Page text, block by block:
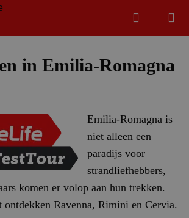
in Emilia-Romagna
Emilia-Romagna is
niet alleen een
paradijs voor
strandliefhebbers,
komen er volop aan hun trekken.
Ravenna, Rimini en Cervia.